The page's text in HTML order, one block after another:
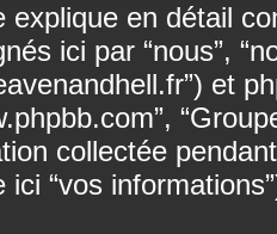
explique en détail
ici par “nous”,
et
collectée
ici “vos